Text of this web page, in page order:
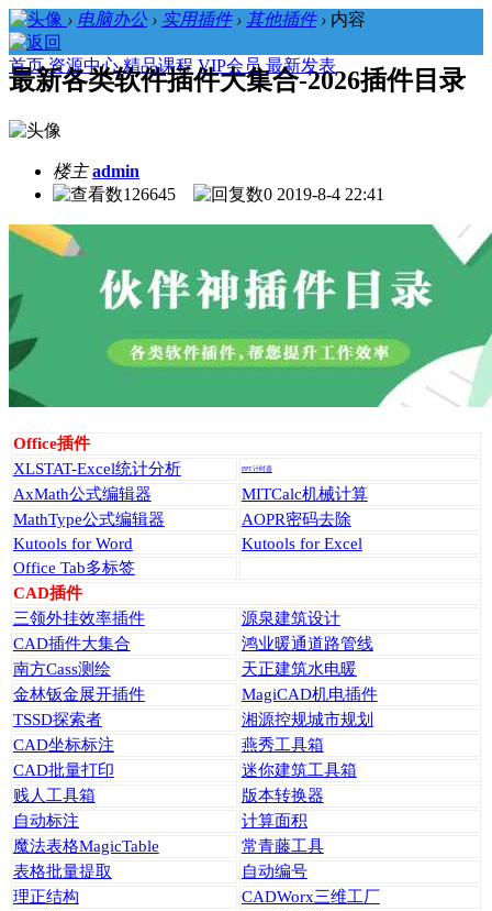
› 电脑办公 › 实用插件 › 其他插件 › 内容
首页 资源中心 精品课程 VIP会员 最新发表
最新各类软件插件大集合-2026插件目录
楼主 admin
126645
0 2019-8-4 22:41
Office插件
XLSTAT-Excel统计分析
PPT计时器
AxMath公式编辑器
MITCalc机械计算
MathType公式编辑器
AOPR密码去除
Kutools for Word
Kutools for Excel
Office Tab多标签
CAD插件
三领外挂效率插件
源泉建筑设计
CAD插件大集合
鸿业暖通道路管线
南方Cass测绘
天正建筑水电暖
金林钣金展开插件
MagiCAD机电插件
TSSD探索者
湘源控规城市规划
CAD坐标标注
燕秀工具箱
CAD批量打印
迷你建筑工具箱
贱人工具箱
版本转换器
自动标注
计算面积
魔法表格MagicTable
常青藤工具
表格批量提取
自动编号
理正结构
CADWorx三维工厂